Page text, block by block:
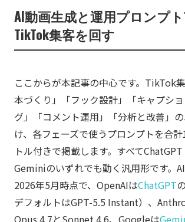
AI動画生成と運用プロンプ
TikTok集客を回す
ここからが本記事の中心です。TikTok
本づくり」「フック設計」「キャプシ
グ」「コメント運用」「分析と改善」
け、各フェーズで使うプロンプトを合
トル付きで掲載します。すべて
Geminiのいずれでも動く汎用形です。
2026年5月時点で、OpenAIはChatGPT
デフォルトはGPT-5.5 Instant）、
Opus 4.7とSonnet 4.6、Googleは